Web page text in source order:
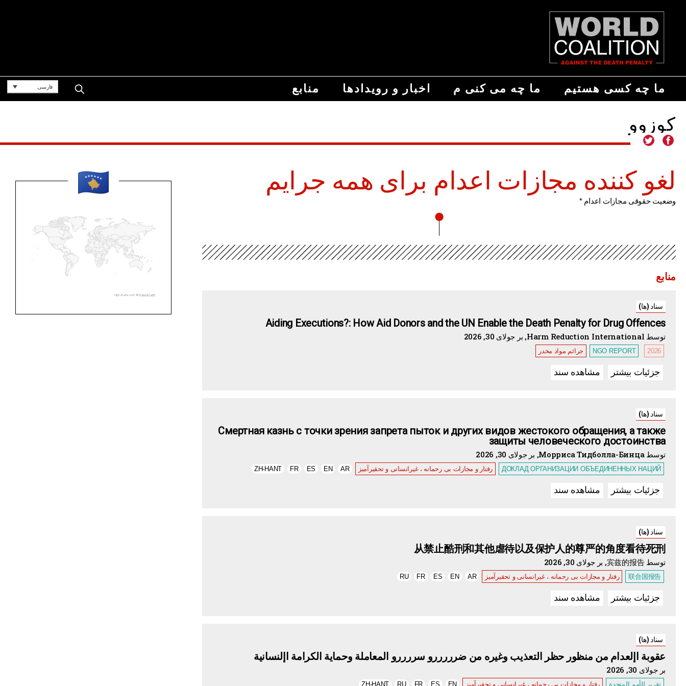
ما چه کسی هستیم ما چه می کنی م اخبار و رویدادها منابع فارسی
کوزوو
لغو کننده مجازات اعدام برای همه جرایم
وضعیت حقوقی مجازات اعدام *
منابع
سناد (ها)
Aiding Executions?: How Aid Donors and the UN Enable the Death Penalty for Drug Offences
توسط Harm Reduction International, بر جولای 30, 2026
2026
NGO REPORT جرائم مواد مخدر
جزئیات بیشتر مشاهده سند
سناد (ها)
Смертная казнь с точки зрения запрета пыток и других видов жестокого обращения, а также
защиты человеческого достоинства
توسط Морриса Тидболла-Бинца, بر جولای 30, 2026
ДОКЛАД ОРГАНИЗАЦИИ ОБЪЕДИНЕННЫХ НАЦИЙ رفتار و مجازات بی رحمانه ، غیرانسانی و تحقیرآمیز AR
EN
ES
FR
ZH-HANT
جزئیات بیشتر مشاهده سند
سناد (ها)
从禁止酷刑和其他虐待以及保护人的尊严的角度看待死刑
توسط 宾兹的报告, بر جولای 30, 2026
联合国报告 رفتار و مجازات بی رحمانه ، غیرانسانی و تحقیرآمیز AR
EN
ES
FR
RU
جزئیات بیشتر مشاهده سند
سناد (ها)
عقوبة اإلعدام من منظور حظر التعذيب وغيره من ضرررررو سررررو المعاملة وحماية الكرامة اإلنسانية
بر جولای 30, 2026
تقرير للأمم المتحدة رفتار و مجازات بی رحمانه ، غیرانسانی و تحقیرآمیز EN
ES
FR
RU
ZH-HANT
Highcharts.com ©Natural Earth